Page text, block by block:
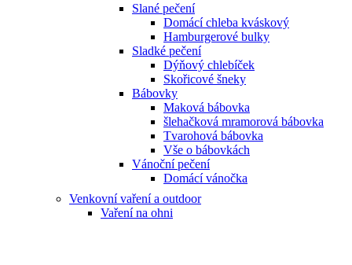
Slané pečení
Domácí chleba kváskový
Hamburgerové bulky
Sladké pečení
Dýňový chlebíček
Skořicové šneky
Bábovky
Maková bábovka
šlehačková mramorová bábovka
Tvarohová bábovka
Vše o bábovkách
Vánoční pečení
Domácí vánočka
Venkovní vaření a outdoor
Vaření na ohni